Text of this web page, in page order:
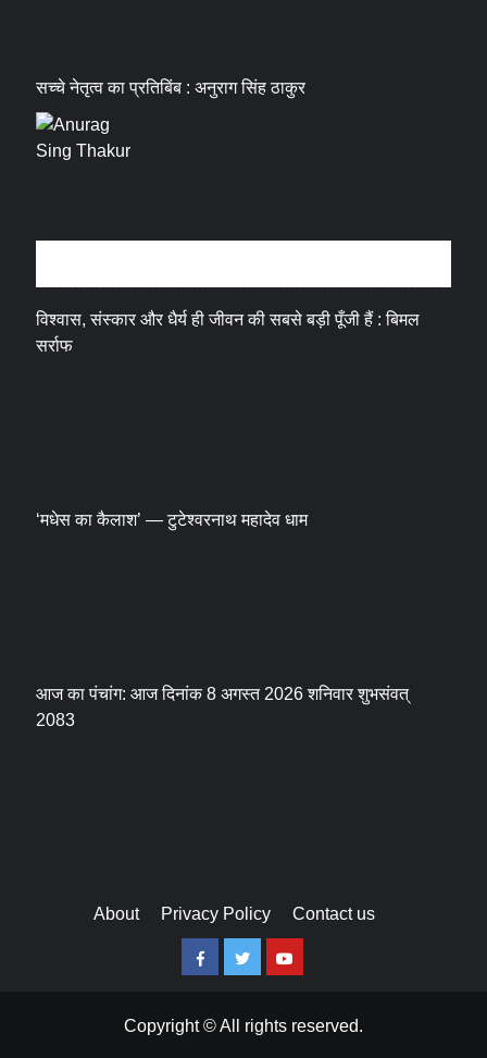
सच्चे नेतृत्व का प्रतिबिंब : अनुराग सिंह ठाकुर
विश्वास, संस्कार और धैर्य ही जीवन की सबसे बड़ी पूँजी हैं : बिमल
सर्राफ
‘मधेस का कैलाश’ — टुटेश्वरनाथ महादेव धाम
आज का पंचांग: आज दिनांक 8 अगस्त 2026 शनिवार शुभसंवत्
2083
About Privacy Policy Contact us
FacebookTwitterYoutube
Copyright © All rights reserved.